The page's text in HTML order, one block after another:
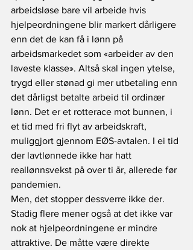
arbeidsløse bare vil arbeide hvis
hjelpeordningene blir markert dårligere
enn det de kan få i lønn på
arbeidsmarkedet som «arbeider av den
laveste klasse». Altså skal ingen ytelse,
trygd eller stønad gi mer utbetaling enn
det dårligst betalte arbeid til ordinær
lønn. Det er et rotterace mot bunnen, i
et tid med fri flyt av arbeidskraft,
muliggjort gjennom EØS-avtalen. I ei tid
der lavtlønnede ikke har hatt
reallønnsvekst på over ti år, allerede før
pandemien.
Men, det stopper dessverre ikke der.
Stadig flere mener også at det ikke var
nok at hjelpeordningene er mindre
attraktive. De måtte være direkte